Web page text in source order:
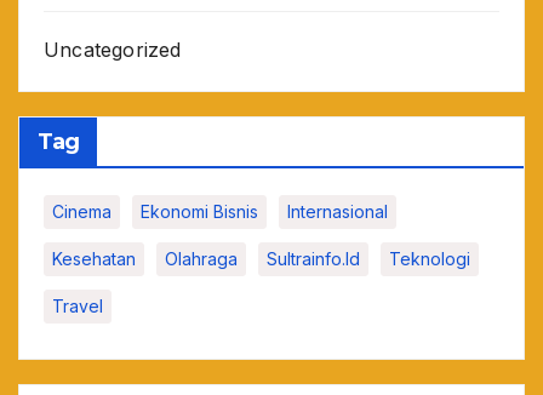
Uncategorized
Tag
Cinema Ekonomi Bisnis Internasional
Kesehatan Olahraga Sultrainfo.id Teknologi
Travel